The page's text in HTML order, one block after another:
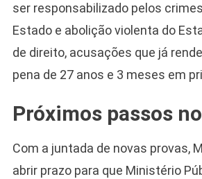
ser responsabilizado pelos
Estado e abolição violenta do
de direito, acusações que já
pena de 27 anos e 3 meses em
Próximos passos
Com a juntada de novas provas,
abrir prazo para que Ministério